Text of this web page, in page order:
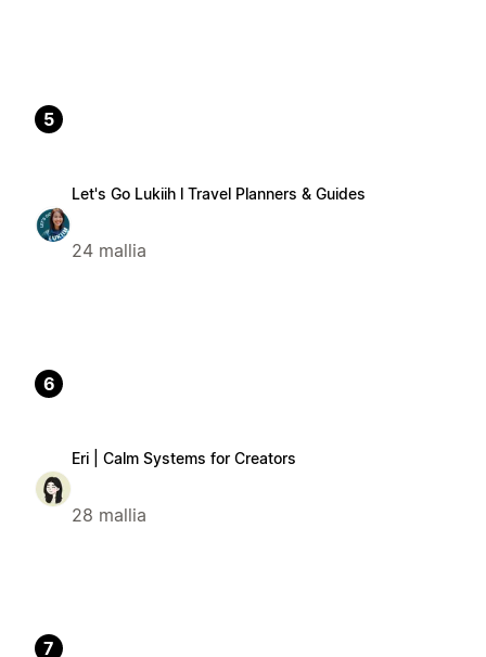
5
Let's Go Lukiih l Travel Planners & Guides
24 mallia
6
Eri | Calm Systems for Creators
28 mallia
7